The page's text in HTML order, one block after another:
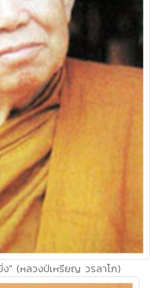
" (หลวงป่เหรียญ วรลาโภ)